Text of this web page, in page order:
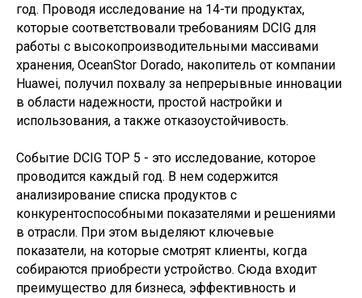
год. Проводя исследование на 14-ти продуктах,
которые соответствовали требованиям DCIG для
работы с высокопроизводительными массивами
хранения, OceanStor Dorado, накопитель от компании
Huawei, получил похвалу за непрерывные инновации
в области надежности, простой настройки и
использования, а также отказоустойчивость.
Событие DCIG TOP 5 - это исследование, которое
проводится каждый год. В нем содержится
анализирование списка продуктов с
конкурентоспособными показателями и решениями
в отрасли. При этом выделяют ключевые
показатели, на которые смотрят клиенты, когда
собираются приобрести устройство. Сюда входит
преимущество для бизнеса, эффективность и